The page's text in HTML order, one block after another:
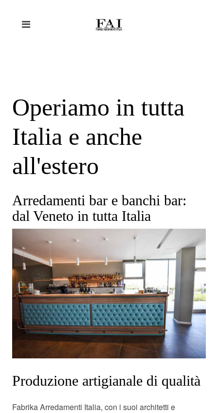
Operiamo in tutta
Italia e anche
all'estero
Arredamenti bar e banchi bar:
dal Veneto in tutta Italia
Produzione artigianale di qualità
Fabrika Arredamenti Italia, con i suoi architetti e